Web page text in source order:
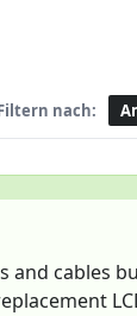
nach:
and cables